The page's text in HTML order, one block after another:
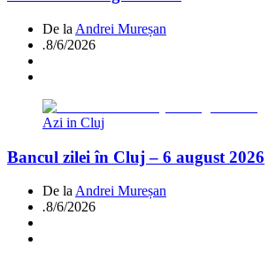
De la Andrei Mureșan
.8/6/2026
Azi in Cluj
Bancul zilei în Cluj – 6 august 2026
De laAndrei Mureșan
.8/6/2026